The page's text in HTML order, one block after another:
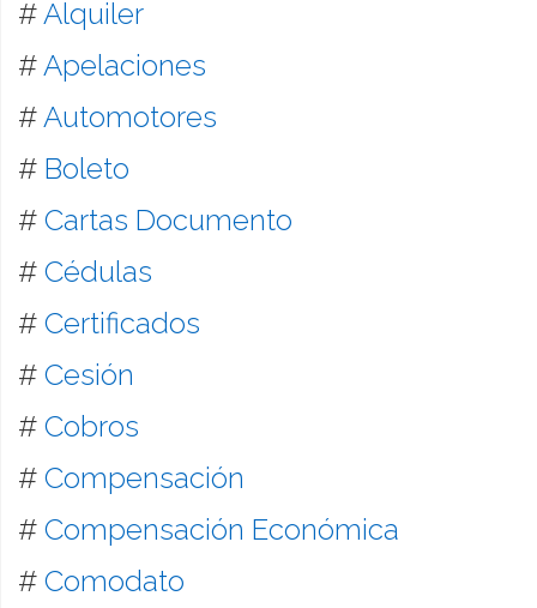
#Alquiler
#Apelaciones
#Automotores
# Boleto
# Cartas Documento
# Cédulas
# Certificados
# Cesión
# Cobros
# Compensación
# Compensación Económica
# Comodato